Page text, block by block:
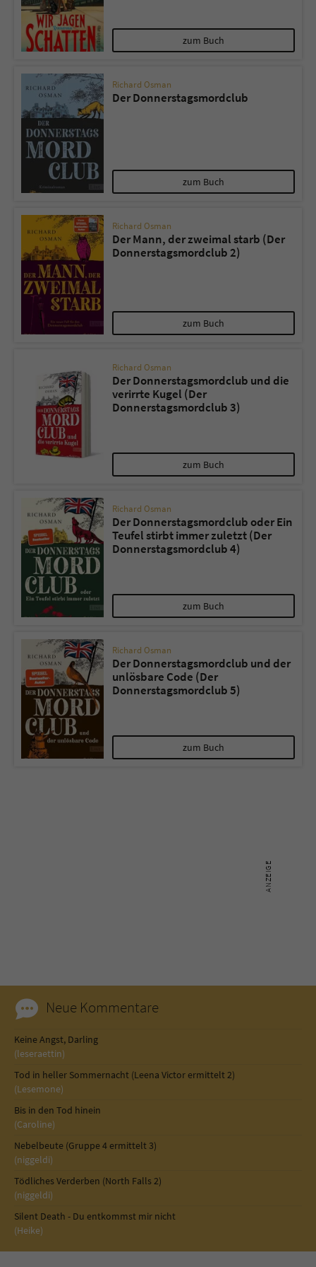
zum Buch
Richard Osman
Der Donnerstagsmordclub
zum Buch
Richard Osman
Der Mann, der zweimal starb (Der
Donnerstagsmordclub 2)
zum Buch
Richard Osman
Der Donnerstagsmordclub und die
verirrte Kugel (Der
Donnerstagsmordclub 3)
zum Buch
Richard Osman
Der Donnerstagsmordclub oder Ein
Teufel stirbt immer zuletzt (Der
Donnerstagsmordclub 4)
zum Buch
Richard Osman
Der Donnerstagsmordclub und der
unlösbare Code (Der
Donnerstagsmordclub 5)
zum Buch
Neue Kommentare
Keine Angst, Darling
(leseraettin)
Tod in heller Sommernacht (Leena Victor ermittelt 2)
(Lesemone)
Bis in den Tod hinein
(Caroline)
Nebelbeute (Gruppe 4 ermittelt 3)
(niggeldi)
Tödliches Verderben (North Falls 2)
(niggeldi)
Silent Death - Du entkommst mir nicht
(Heike)
Name tx_pwcomments_ahash
Laufzeit 1 Jahr
Zweck
Name fe_typo_user
Laufzeit Session
Zweck
Dieses Cookie gewährleistet die
Kommunikation der Webseite mit dem
Benutzer. Es wird benötigt um z. B. den
Sicherheitscode des Kontaktformulars zu
überprüfen.